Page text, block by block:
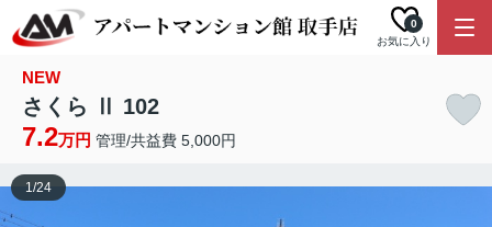
お気に入り
0
NEW
さくら Ⅱ 102
7.2万円 管理/共益費 5,000円
1/24